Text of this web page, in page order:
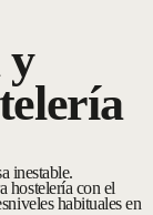
y
inestable.
hostelería con el
habituales en